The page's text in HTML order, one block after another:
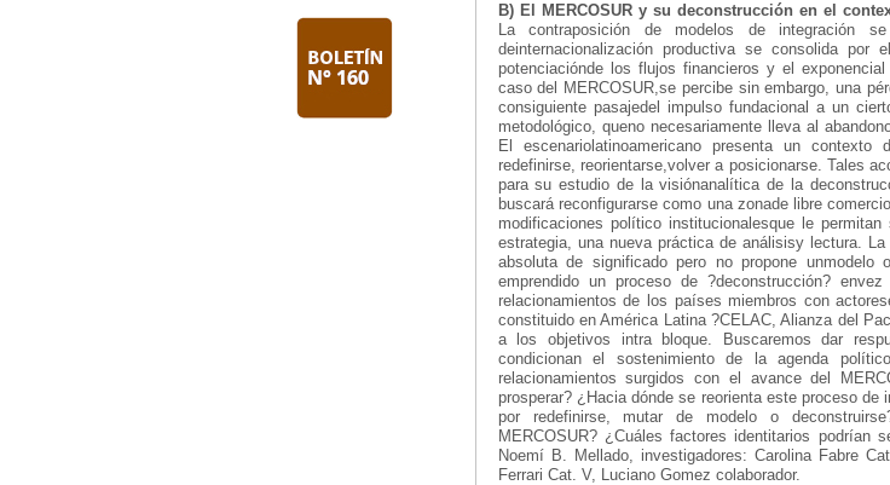
B) El MERCOSUR y su deconstrucción en el
La contraposición de modelos de integración
deinternacionalización productiva se consolida
potenciaciónde los flujos financieros y el
caso del MERCOSUR,se percibe sin embargo, una
consiguiente pasajedel impulso fundacional a un
metodológico, queno necesariamente lleva al
El escenariolatinoamericano presenta un
redefinirse, reorientarse,volver a posicionarse. Tales
para su estudio de la visiónanalítica de la
buscará reconfigurarse como una zonade libre
modificaciones político institucionalesque le
estrategia, una nueva práctica de análisisy lectura.
absoluta de significado pero no propone unmodelo
emprendido un proceso de ?deconstrucción?
relacionamientos de los países miembros con
constituido en América Latina ?CELAC, Alianza del
a los objetivos intra bloque. Buscaremos dar
condicionan el sostenimiento de la agenda
relacionamientos surgidos con el avance del
prosperar? ¿Hacia dónde se reorienta este proceso
por redefinirse, mutar de modelo o
MERCOSUR? ¿Cuáles factores identitarios podrían
Noemí B. Mellado, investigadores: Carolina Fabre
Ferrari Cat. V, Luciano Gomez colaborador.